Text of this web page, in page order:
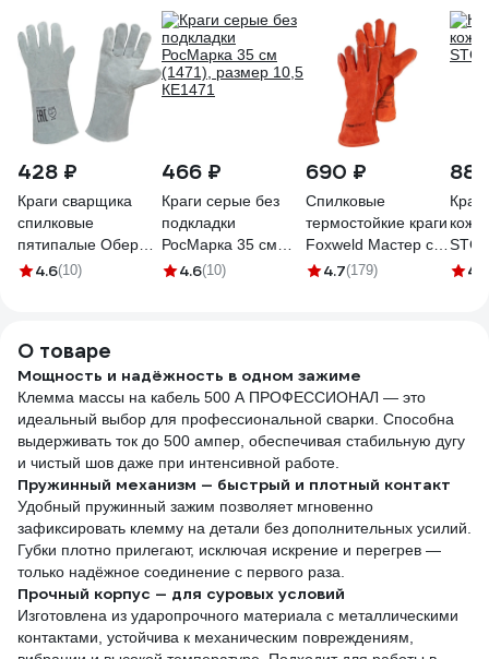
428 ₽
Краги сварщика
спилковые
пятипалые Оберон
серые HBW-030
4.6(10)
466 ₽
Краги серые без
подкладки
РосМарка 35 см
(1471), размер 10,5
4.6(10)
690 ₽
Спилковые
термостойкие краги
Foxweld Мастер с
печатью 7307
4.7(179)
кожи
4.9
О товаре
Мощность и надёжность в одном зажиме
Клемма массы на кабель 500 А ПРОФЕССИОНАЛ — это
идеальный выбор для профессиональной сварки. Способна
выдерживать ток до 500 ампер, обеспечивая стабильную дугу
и чистый шов даже при интенсивной работе.
Пружинный механизм — быстрый и плотный контакт
Удобный пружинный зажим позволяет мгновенно
зафиксировать клемму на детали без дополнительных усилий.
Губки плотно прилегают, исключая искрение и перегрев —
только надёжное соединение с первого раза.
Прочный корпус — для суровых условий
Изготовлена из ударопрочного материала с металлическими
контактами, устойчива к механическим повреждениям,